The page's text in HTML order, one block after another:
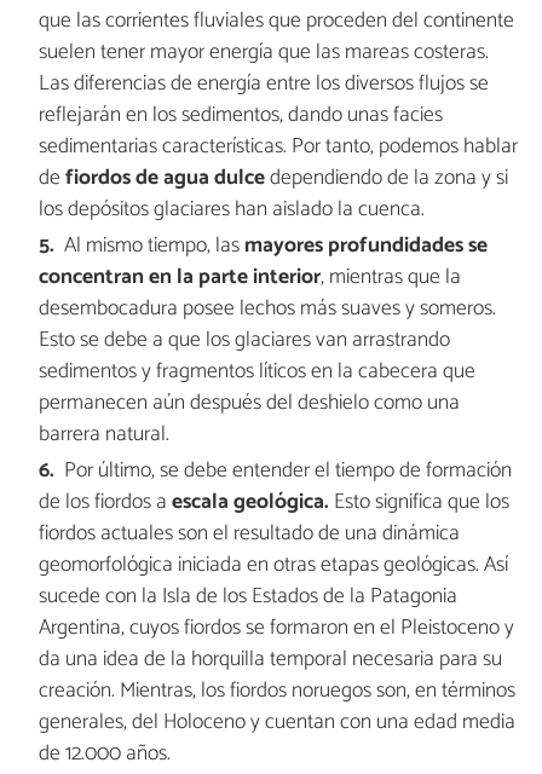
que las corrientes fluviales que proceden del continente
suelen tener mayor energía que las mareas costeras.
Las diferencias de energía entre los diversos flujos se
reflejarán en los sedimentos, dando unas facies
sedimentarias características. Por tanto, podemos hablar
defiordos de agua dulcedependiendo de la zona y si
los depósitos glaciares han aislado la cuenca.
Al mismo tiempo, lasmayores profundidades se
concentran en la parte interior, mientras que la
desembocadura posee lechos más suaves y someros.
Esto se debe a que los glaciares van arrastrando
sedimentos y fragmentos líticos en la cabecera que
permanecen aún después del deshielo como una
barrera natural.
Por último, se debe entender el tiempo de formación
de los fiordos aescala geológica. Esto significa que los
fiordos actuales son el resultado de una dinámica
geomorfológica iniciada en otras etapas geológicas. Así
sucede con la Isla de los Estados de la Patagonia
Argentina, cuyos fiordos se formaron en el Pleistoceno y
da una idea de la horquilla temporal necesaria para su
creación. Mientras, los fiordos noruegos son, en términos
generales, del Holoceno y cuentan con una edad media
de 12.000 años.